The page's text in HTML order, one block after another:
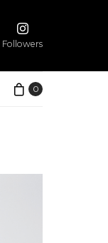
Followers
0